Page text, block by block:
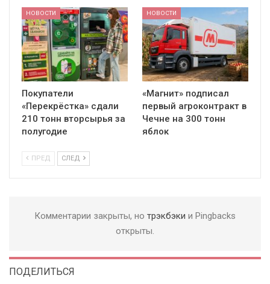
НОВОСТИ
Покупатели
«Перекрёстка» сдали
210 тонн вторсырья за
полугодие
НОВОСТИ
«Магнит» подписал
первый агроконтракт в
Чечне на 300 тонн
яблок
ПРЕД СЛЕД
Комментарии закрыты, но трэкбэки и Pingbacks
открыты.
ПОДЕЛИТЬСЯ